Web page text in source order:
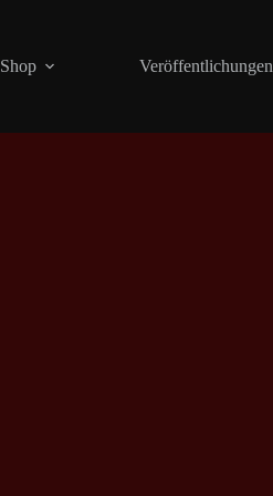
Shop Veröffentlichungen